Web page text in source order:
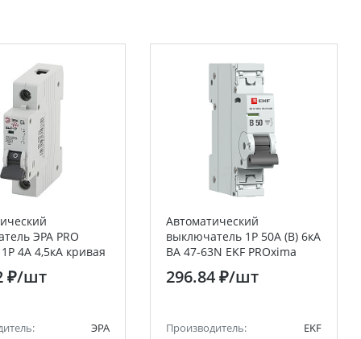
ЭРА PRO
4А 4,5кА кривая
06
₽/шт
ЭРА
Автоматический
выключатель 1P 50А (B) 6кА
ВА 47-63N EKF PROxima
296.84 ₽/шт
Производитель:
EKF